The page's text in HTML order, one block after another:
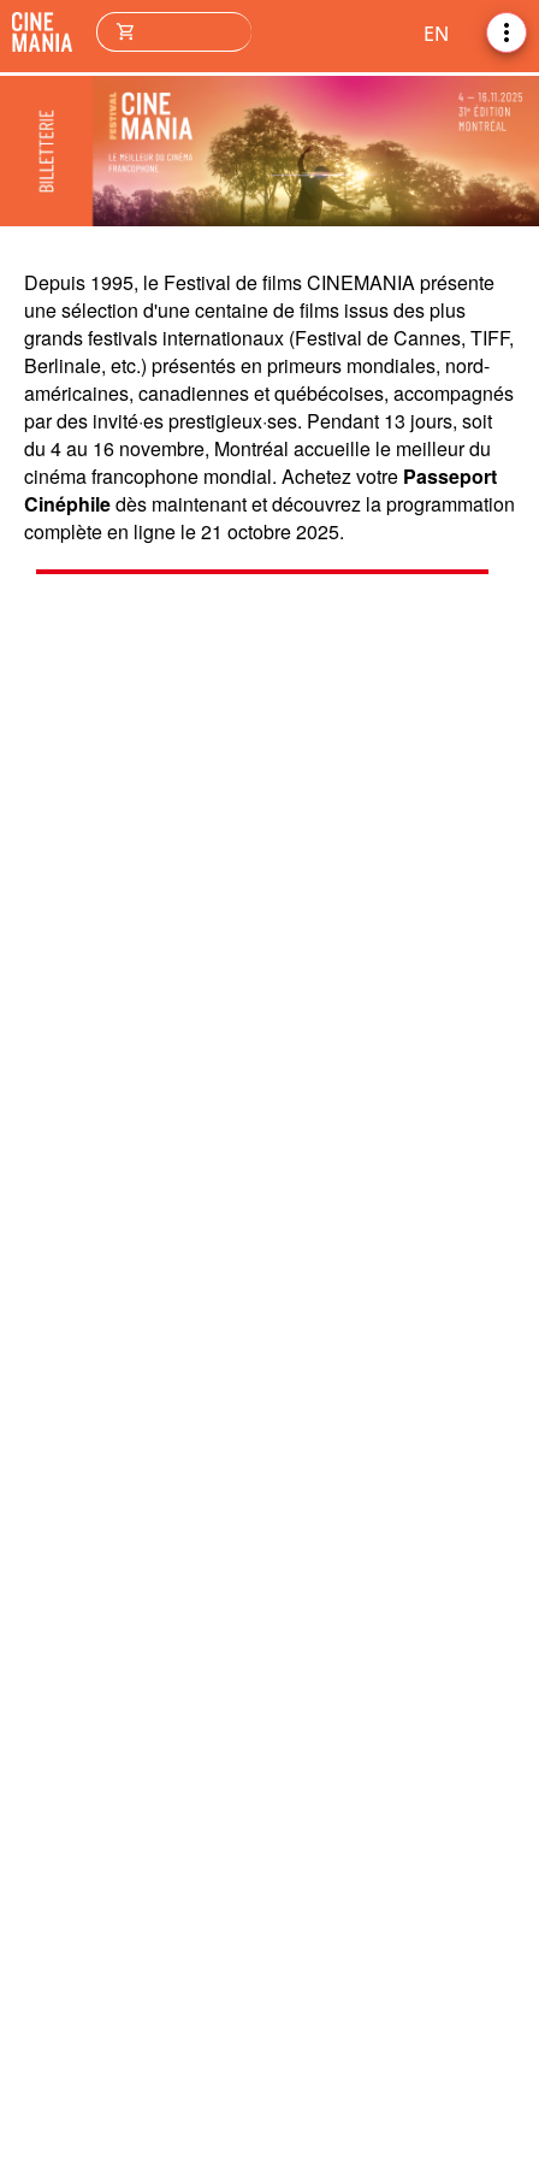
Depuis 1995, le Festival de films CINEMANIA présente
une sélection d'une centaine de films issus des plus
grands festivals internationaux (Festival de Cannes, TIFF,
Berlinale, etc.) présentés en primeurs mondiales, nord-
américaines, canadiennes et québécoises, accompagnés
par des invité·es prestigieux·ses. Pendant 13 jours, soit
du 4 au 16 novembre, Montréal accueille le meilleur du
cinéma francophone mondial. Achetez votre Passeport
Cinéphiledès maintenant et découvrez la programmation
complète en ligne le 21 octobre 2025.
more_vert
EN
shopping_cart